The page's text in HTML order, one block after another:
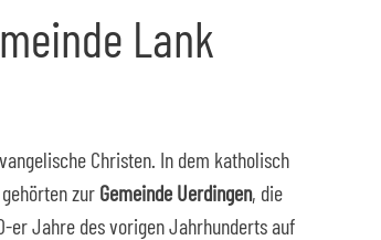
Lank
Christen. In dem katholisch
zur Gemeinde Uerdingen, die
er Jahre des vorigen Jahrhunderts auf